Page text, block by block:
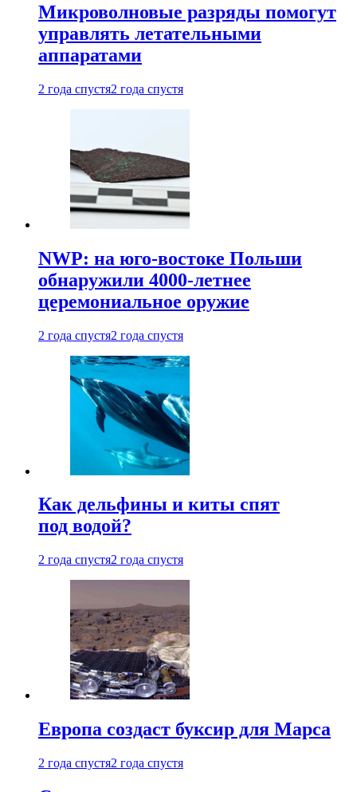
Микроволновые разряды помогут
управлять летательными
аппаратами
2 года спустя2 года спустя
NWP: на юго-востоке Польши
обнаружили 4000-летнее
церемониальное оружие
2 года спустя2 года спустя
Как дельфины и киты спят
под водой?
2 года спустя2 года спустя
Европа создаст буксир для Марса
2 года спустя2 года спустя